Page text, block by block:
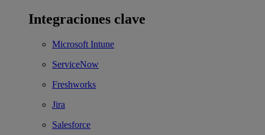
Integraciones clave
Microsoft Intune
ServiceNow
Freshworks
Jira
Salesforce